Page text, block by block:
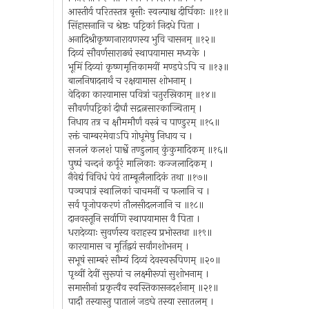
आस्तीर्य परितस्तत्र बृसीः स्वल्पाश्च दीर्घिकाः ॥११॥
सिंहासनानि च श्रेष्ठः पट्टिकां निदधे पिता ।
अनादिश्रीकृष्णनारायणस्य भुवि चासनम् ॥१२॥
दिव्यं सौवर्णसाराढ्यं स्थापयामास मध्यके ।
भूमिं दिव्यां कृष्णमृत्तिकामयीं मण्डपेऽपि च ॥१३॥
बालनिषादनार्थं च रक्षयामास शोभनाम् ।
वेदिका कारयामास पवित्रां चतुरस्रिकाम् ॥१४॥
सौवर्णपट्टिकां दीर्घां सद्रत्नसारकाञ्चिताम् ।
निधाय तत्र च क्षौममौर्णं वस्त्रं च पाण्डुरम् ॥१५॥
रक्तं चाम्बरमेवाऽपि गोधूमेषु निधाय च ।
सजलं कलशं पार्श्वे तण्डुलान् कुंकुमादिकम् ॥१६॥
पुष्पं चन्दनं कर्पूरं मालिकाः कज्जलादिकम् ।
नैवेद्यं विविधं पेयं ताम्बूलैलादिकं तथा ॥१७॥
पञ्चपात्रं स्थालिकां चाचमनीं च फलानि च ।
सर्व पूजोपकरणं तौलसीदलजानि च ॥१८॥
दानवस्तूनि सर्वाणि स्थापयामास वै पिता ।
धरादेव्याः सुवर्णस्य वराहस्य प्रभोस्तथा ॥१९॥
कारयामास च मूर्तिद्वयं सर्वांगशोभनम् ।
सभूषं साम्बरं सौम्यं दिव्यं देवस्वरूपिणम् ॥२०॥
पृथ्वीं देवीं सुरूपां च लक्ष्मीरूपां सुशोभनाम् ।
समासीनां प्रकृत्वैव स्वस्तिकासनदर्शनाम् ॥२१॥
पादौ तस्यास्तु पातालं जङघे तस्या रसातलम् ।